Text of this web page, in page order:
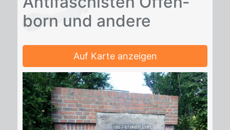
born und an­de­re
Auf Karte anzeigen